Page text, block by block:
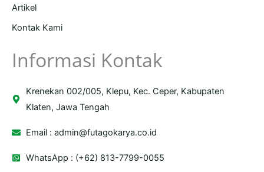
Artikel
Kontak Kami
Informasi Kontak
Krenekan 002/005, Klepu, Kec. Ceper, Kabupaten
Klaten, Jawa Tengah
Email :admin@futagokarya.co.id
WhatsApp : (+62) 813-7799-0055